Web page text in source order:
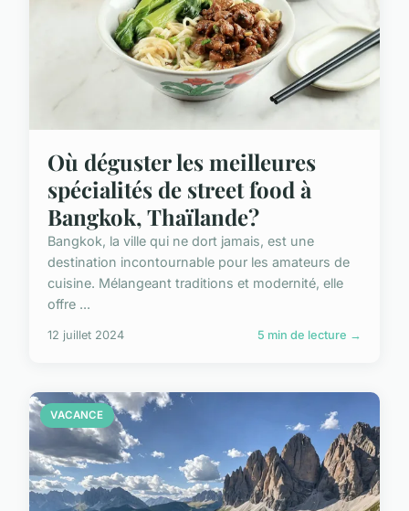
Où déguster les meilleures
spécialités de street food à
Bangkok, Thaïlande?
Bangkok, la ville qui ne dort jamais, est une
destination incontournable pour les amateurs de
cuisine. Mélangeant traditions et modernité, elle
offre ...
12 juillet 2024 5 min de lecture →
VACANCE